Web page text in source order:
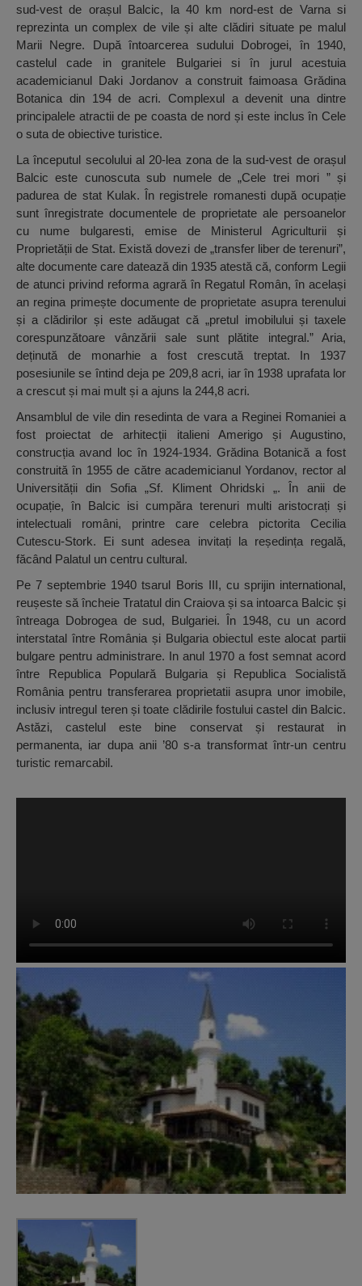
sud-vest de orașul Balcic, la 40 km nord-est de Varna si
reprezinta un complex de vile și alte clădiri situate pe malul
Marii Negre. După întoarcerea sudului Dobrogei, în 1940,
castelul cade in granitele Bulgariei si în jurul acestuia
academicianul Daki Jordanov a construit faimoasa Grădina
Botanica din 194 de acri. Complexul a devenit una dintre
principalele atractii de pe coasta de nord și este inclus în Cele
o suta de obiective turistice.
La începutul secolului al 20-lea zona de la sud-vest de orașul
Balcic este cunoscuta sub numele de „Cele trei mori ” și
padurea de stat Kulak. În registrele romanesti după ocupație
sunt înregistrate documentele de proprietate ale persoanelor
cu nume bulgaresti, emise de Ministerul Agriculturii și
Proprietății de Stat. Există dovezi de „transfer liber de terenuri”,
alte documente care datează din 1935 atestă că, conform Legii
de atunci privind reforma agrară în Regatul Român, în același
an regina primește documente de proprietate asupra terenului
și a clădirilor și este adăugat că „pretul imobilului și taxele
corespunzătoare vânzării sale sunt plătite integral.” Aria,
deținută de monarhie a fost crescută treptat. In 1937
posesiunile se întind deja pe 209,8 acri, iar în 1938 uprafata lor
a crescut și mai mult și a ajuns la 244,8 acri.
Ansamblul de vile din resedinta de vara a Reginei Romaniei a
fost proiectat de arhitecții italieni Amerigo și Augustino,
construcția avand loc în 1924-1934. Grădina Botanică a fost
construită în 1955 de către academicianul Yordanov, rector al
Universității din Sofia „Sf. Kliment Ohridski „. În anii de
ocupație, în Balcic isi cumpăra terenuri multi aristocrați și
intelectuali români, printre care celebra pictorita Cecilia
Cutescu-Stork. Ei sunt adesea invitați la reședința regală,
făcând Palatul un centru cultural.
Pe 7 septembrie 1940 tsarul Boris III, cu sprijin international,
reușeste să încheie Tratatul din Craiova și sa intoarca Balcic și
întreaga Dobrogea de sud, Bulgariei. În 1948, cu un acord
interstatal între România și Bulgaria obiectul este alocat partii
bulgare pentru administrare. In anul 1970 a fost semnat acord
între Republica Populară Bulgaria și Republica Socialistă
România pentru transferarea proprietatii asupra unor imobile,
inclusiv intregul teren și toate clădirile fostului castel din Balcic.
Astăzi, castelul este bine conservat și restaurat in
permanenta, iar dupa anii ’80 s-a transformat într-un centru
turistic remarcabil.